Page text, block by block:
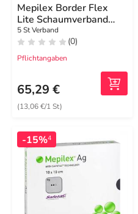
Mepilex Border Flex
Lite Schaumverband
5x12,5 cm
5 St Verband
(0)
Pflichtangaben
65,29 €
(13,06 €/1 St)
-15%4